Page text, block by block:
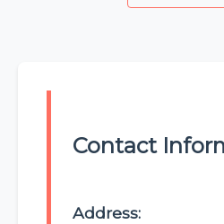
Contact
Address: